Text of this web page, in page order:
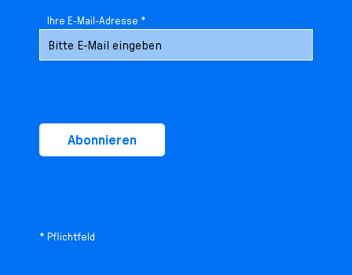
Ihre E-Mail-Adresse *
Abonnieren
* Pflichtfeld